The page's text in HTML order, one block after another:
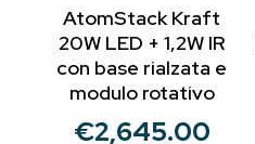
AtomStack Kraft
20W LED + 1,2W IR
con base rialzata e
modulo rotativo
€2,645.00